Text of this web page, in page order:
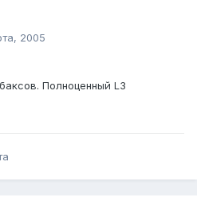
2005
Полноценный L3